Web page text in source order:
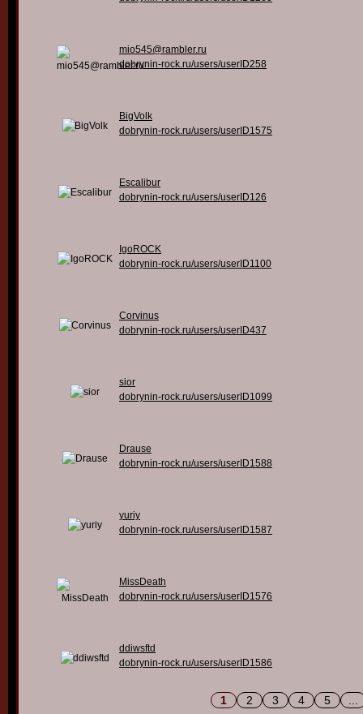
mio545@rambler.ru
dobrynin-rock.ru/users/userID258
BigVolk
dobrynin-rock.ru/users/userID1575
Escalibur
dobrynin-rock.ru/users/userID126
IgoROCK
dobrynin-rock.ru/users/userID1100
Corvinus
dobrynin-rock.ru/users/userID437
sior
dobrynin-rock.ru/users/userID1099
Drause
dobrynin-rock.ru/users/userID1588
yuriy
dobrynin-rock.ru/users/userID1587
MissDeath
dobrynin-rock.ru/users/userID1576
ddiwsftd
dobrynin-rock.ru/users/userID1586
1 2 3 4 5